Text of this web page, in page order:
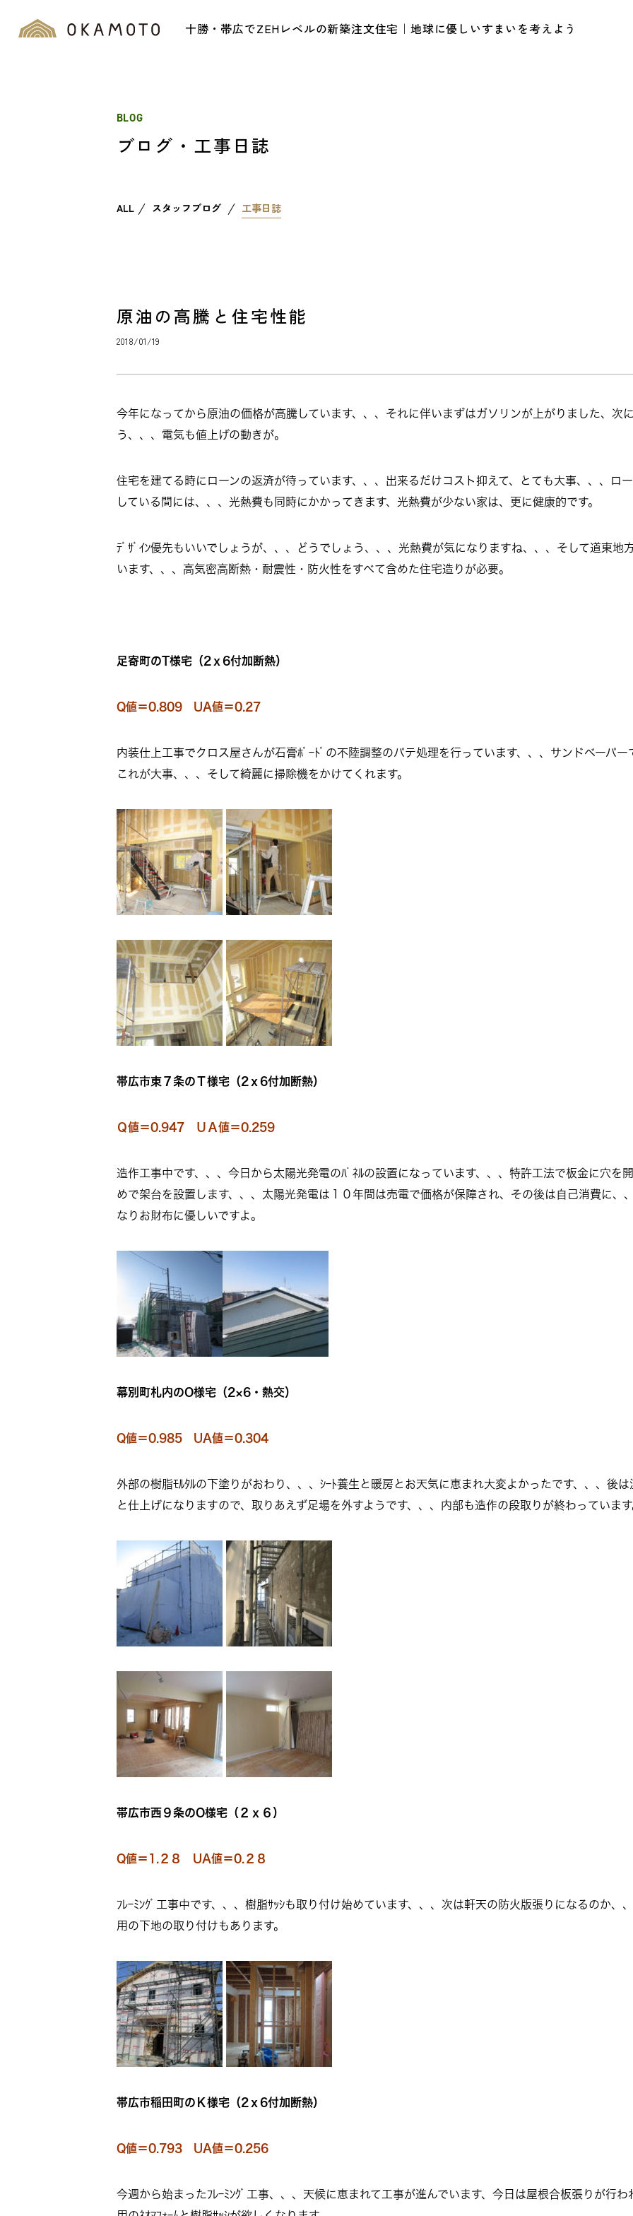
十勝・帯広でZEHレベルの新築注文住宅｜地球に優しいすまいを考えよう
BLOG
ブログ・工事日誌
ALL スタッフブログ 工事日誌
原油の高騰と住宅性能
2018/01/19
今年になってから原油の価格が高騰しています、、、それに伴いまずはガソリンが上がりました、次
う、、、電気も値上げの動きが。
住宅を建てる時にローンの返済が待っています、、、出来るだけコスト抑えて、とても大事、、、ロ
している間には、、、光熱費も同時にかかってきます、光熱費が少ない家は、更に健康的です。
ﾃﾞｻﾞｲﾝ優先もいいでしょうが、、、どうでしょう、、、光熱費が気になりますね、、、そして道東地
います、、、高気密高断熱・耐震性・防火性をすべて含めた住宅造りが必要。
足寄町のT様宅（2ｘ6付加断熱）
Q値＝0.809 UA値＝0.27
内装仕上工事でクロス屋さんが石膏ﾎﾞｰﾄﾞの不陸調整のパテ処理を行っています、、、サンドベーパ
これが大事、、、そして綺麗に掃除機をかけてくれます。
帯広市東７条のＴ様宅（2ｘ6付加断熱）
Ｑ値＝0.947 ＵＡ値＝0.259
造作工事中です、、、今日から太陽光発電のﾊﾟﾈﾙの設置になっています、、、特許工法で板金に穴を
めで架台を設置します、、、太陽光発電は１０年間は売電で価格が保障され、その後は自己消費に、
なりお財布に優しいですよ。
幕別町札内のO様宅（2×6・熱交）
Q値＝0.985 UA値＝0.304
外部の樹脂ﾓﾙﾀﾙの下塗りがおわり、、、ｼｰﾄ養生と暖房とお天気に恵まれ大変よかったです、、、後
と仕上げになりますので、取りあえず足場を外すようです、、、内部も造作の段取りが終わっています
帯広市西９条のO様宅（２ｘ６）
Q値＝1.２８ UA値＝0.２８
ﾌﾚｰﾐﾝｸﾞ工事中です、、、樹脂ｻｯｼも取り付け始めています、、、次は軒天の防火版張りになるのか、
用の下地の取り付けもあります。
帯広市稲田町のＫ様宅（2ｘ6付加断熱）
Q値＝0.793 UA値＝0.256
今週から始まったﾌﾚｰﾐﾝｸﾞ工事、、、天候に恵まれて工事が進んでいます、今日は屋根合板張りが行わ